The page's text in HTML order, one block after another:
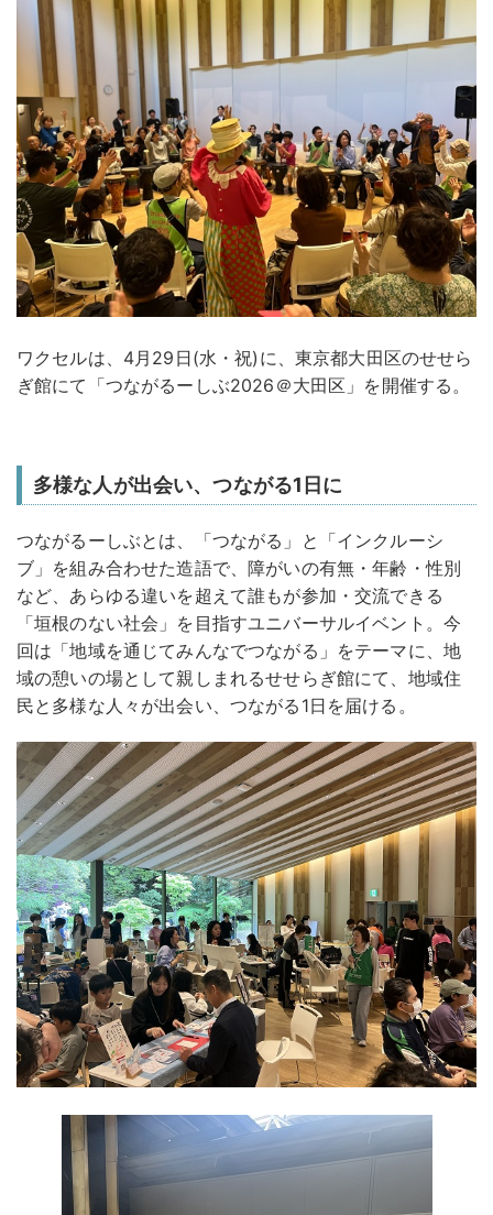
ワクセルは、4月29日(水・祝)に、東京都大田区のせせら
ぎ館にて「つながるーしぶ2026＠大田区」を開催する。
多様な人が出会い、つながる1日に
つながるーしぶとは、「つながる」と「インクルーシ
ブ」を組み合わせた造語で、障がいの有無・年齢・性別
など、あらゆる違いを超えて誰もが参加・交流できる
「垣根のない社会」を目指すユニバーサルイベント。今
回は「地域を通じてみんなでつながる」をテーマに、地
域の憩いの場として親しまれるせせらぎ館にて、地域住
民と多様な人々が出会い、つながる1日を届ける。